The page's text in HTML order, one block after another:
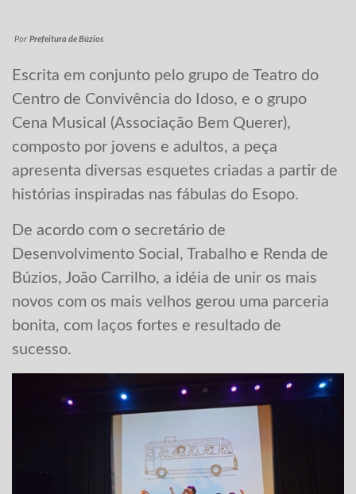
Por Prefeitura de Búzios
Escrita em conjunto pelo grupo de Teatro do
Centro de Convivência do Idoso, e o grupo
Cena Musical (Associação Bem Querer),
composto por jovens e adultos, a peça
apresenta diversas esquetes criadas a partir de
histórias inspiradas nas fábulas do Esopo.
De acordo com o secretário de
Desenvolvimento Social, Trabalho e Renda de
Búzios, João Carrilho, a idéia de unir os mais
novos com os mais velhos gerou uma parceria
bonita, com laços fortes e resultado de
sucesso.